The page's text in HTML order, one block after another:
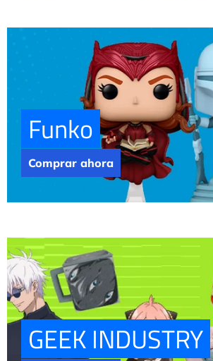
Funko
Comprar ahora
GEEK INDUSTRY